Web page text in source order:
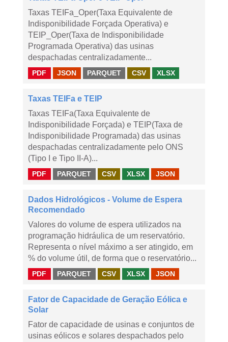
Taxas TEIFa_Oper(Taxa Equivalente de
Indisponibilidade Forçada Operativa) e
TEIP_Oper(Taxa de Indisponibilidade
Programada Operativa) das usinas
despachadas centralizadamente...
PDF JSON PARQUET CSV XLSX
Taxas TEIFa e TEIP
Taxas TEIFa(Taxa Equivalente de
Indisponibilidade Forçada) e TEIP(Taxa de
Indisponibilidade Programada) das usinas
despachadas centralizadamente pelo ONS
(Tipo I e Tipo II-A)...
PDF PARQUET CSV XLSX JSON
Dados Hidrológicos - Volume de Espera
Recomendado
Valores do volume de espera utilizados na
programação hidráulica de um reservatório.
Representa o nível máximo a ser atingido, em
% do volume útil, de forma que o reservatório...
PDF PARQUET CSV XLSX JSON
Fator de Capacidade de Geração Eólica e
Solar
Fator de capacidade de usinas e conjuntos de
usinas eólicos e solares despachados pelo